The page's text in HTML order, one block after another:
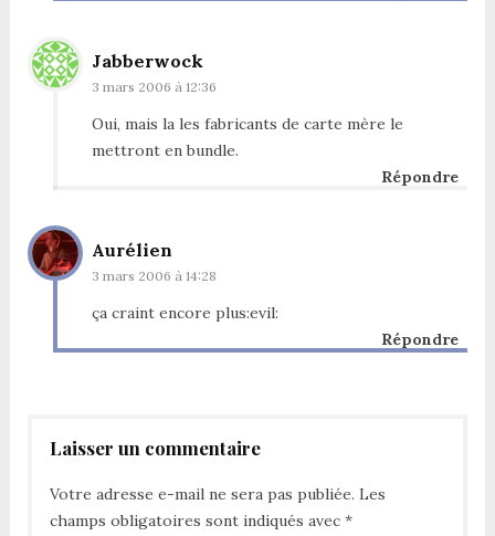
Jabberwock
3 mars 2006 à 12:36
Oui, mais la les fabricants de carte mère le
mettront en bundle.
Répondre
Aurélien
3 mars 2006 à 14:28
ça craint encore plus:evil:
Répondre
Laisser un commentaire
Votre adresse e-mail ne sera pas publiée. Les
champs obligatoires sont indiqués avec *